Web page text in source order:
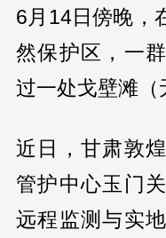
6月14日傍晚，
然保护区，一
过一处戈壁滩（
近日，甘肃敦
管护中心玉门
远程监测与实